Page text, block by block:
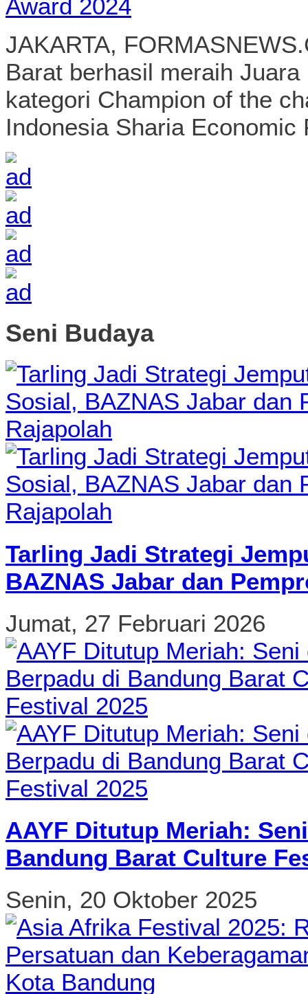
JAKARTA,
Barat berhasil meraih
kategori Champion of the
Indonesia Sharia
Seni Budaya
Tarling Jadi Strategi
BAZNAS Jabar dan
Jumat, 27 Februari 2026
AAYF Ditutup Meriah:
Bandung Barat Culture
Senin, 20 Oktober 2025